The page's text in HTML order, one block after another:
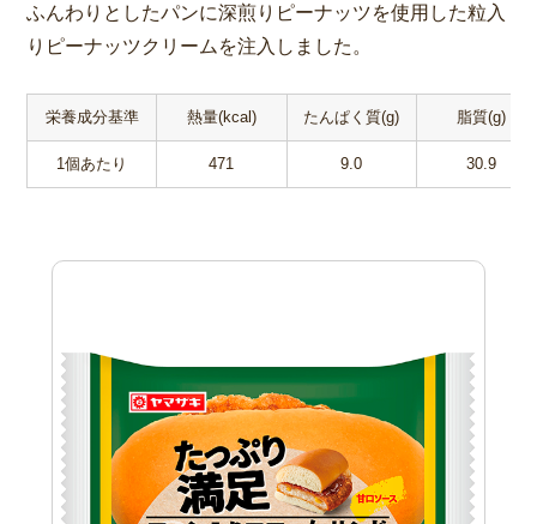
ふんわりとしたパンに深煎りピーナッツを使用した粒入
りピーナッツクリームを注入しました。
栄養成分基準
1個あたり
熱量(kcal)
471
たんぱく質(g)
9.0
脂質(g)
30.9